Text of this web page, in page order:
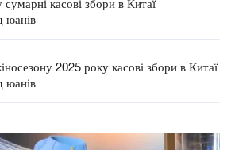
касові збори в Китаї
юанів
2025 року касові збори в Китаї
юанів